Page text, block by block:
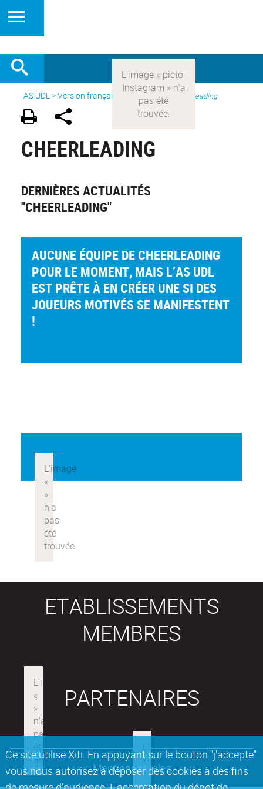
Ce site utilise Xiti. En appuyant sur le bouton "j'accepte"
vous nous autorisez à déposer des cookies à des fins
AS UDL>Version française > Les sports > Cheerleading
CHEERLEADING
DERNIÈRES ACTUALITÉS
"CHEERLEADING"
AUCUNE ÉQUIPE DE CHEERLEADING
POUR LE MOMENT, MAIS L’AS UDL
EST PRÊTE À EN CRÉER UNE SI DES
JOUEURS MOTIVÉS SE MANIFESTENT
!
ETABLISSEMENTS
MEMBRES
PARTENAIRES
Mentions légales